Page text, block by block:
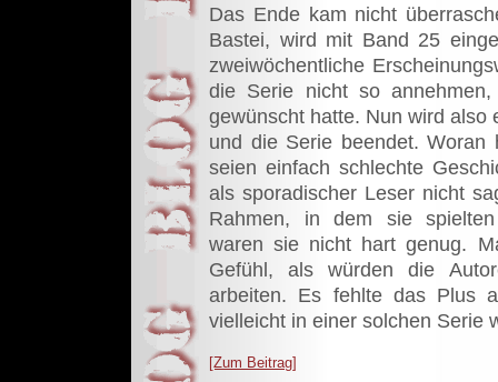
Das Ende kam nicht
Bastei, wird mit Band 25
zweiwöchentliche
die Serie nicht so
gewünscht hatte. Nun wird also
und die Serie beendet.
seien einfach schlechte
als sporadischer Leser nicht
Rahmen, in dem sie
waren sie nicht hart genug.
Gefühl, als würden die
arbeiten. Es fehlte das Plus
vielleicht in einer solchen Serie
[Zum Beitrag]